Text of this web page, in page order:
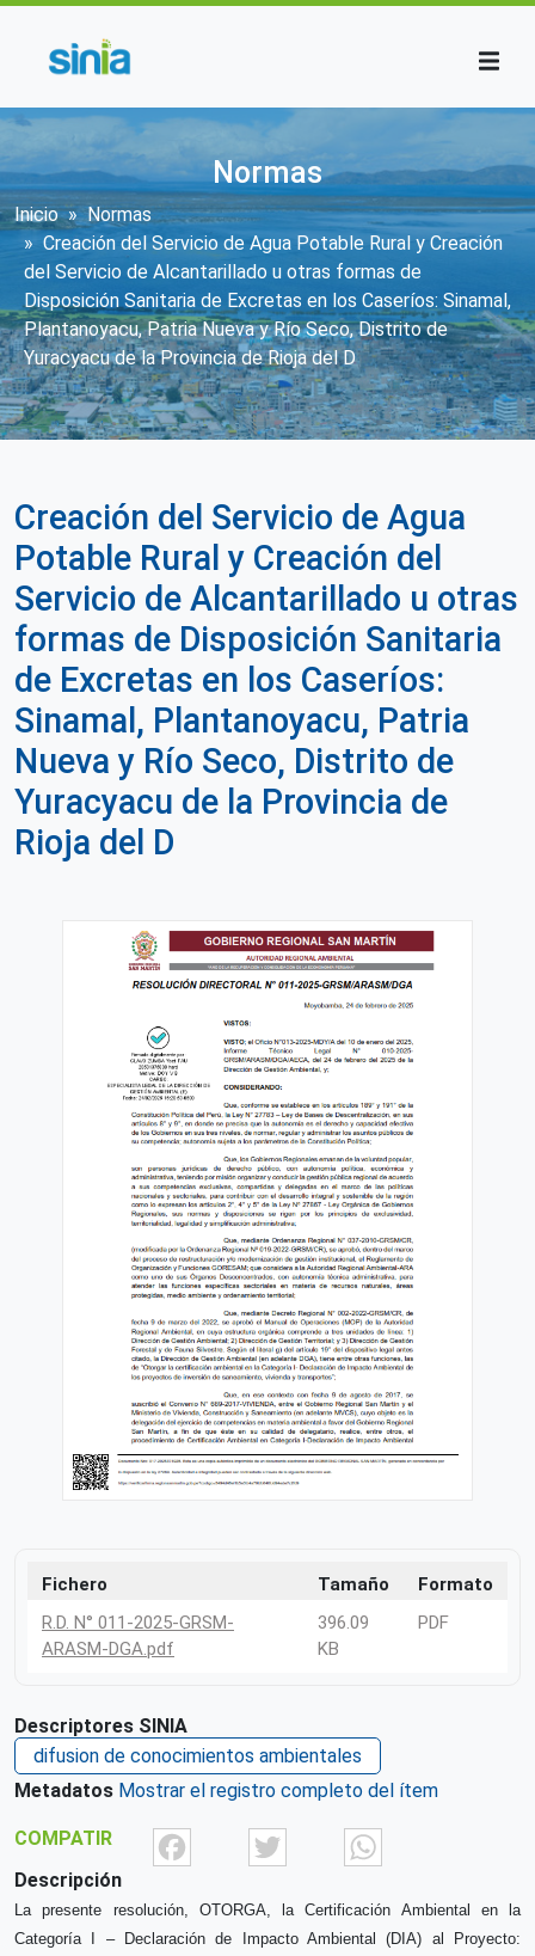
Normas
Sobrescribir enlaces de ayuda a la
Inicio
Normas
Creación del Servicio de Agua Potable Rural y Creación
del Servicio de Alcantarillado u otras formas de
Disposición Sanitaria de Excretas en los Caseríos: Sinamal,
Plantanoyacu, Patria Nueva y Río Seco, Distrito de
Yuracyacu de la Provincia de Rioja del D
Creación del Servicio de Agua
Potable Rural y Creación del
Servicio de Alcantarillado u otras
formas de Disposición Sanitaria
de Excretas en los Caseríos:
Sinamal, Plantanoyacu, Patria
Nueva y Río Seco, Distrito de
Yuracyacu de la Provincia de
Rioja del D
Fichero Tamaño
Formato
R.D. N° 011-2025-GRSM-
ARASM-DGA.pdf
396.09
KB
PDF
Descriptores SINIA
difusion de conocimientos ambientales
Metadatos Mostrar el registro completo del ítem
COMPATIR FacebookTwitter
Descripción
La presente resolución, OTORGA, la Certificación Ambiental en la
Categoría I – Declaración de Impacto Ambiental (DIA) al Proyecto: